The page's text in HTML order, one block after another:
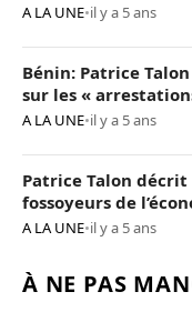
A LA UNE•il y a 5 ans
Bénin: Patrice
sur les «
A LA UNE•il y a 5 ans
Patrice Talon
fossoyeurs de
A LA UNE•il y a 5 ans
À NE PAS